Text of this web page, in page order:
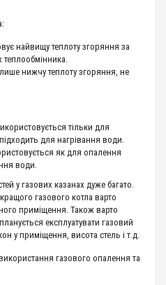
найвищу теплоту згоряння за
теплообмінника.
нижчу теплоту згоряння, не
тільки для
для нагрівання води.
як для опалення
води.
у газових казанах дуже багато.
газового котла варто
приміщення. Також варто
експлуатувати газовий
у приміщення, висота стель і т.д.
газового опалення та